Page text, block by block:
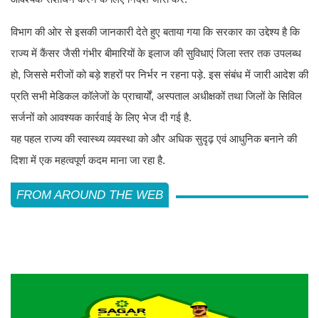
विभाग की ओर से इसकी जानकारी देते हुए बताया गया कि सरकार का उद्देश्य है कि
राज्य में कैंसर जैसी गंभीर बीमारियों के इलाज की सुविधाएं जिला स्तर तक उपलब्ध
हो, जिससे मरीजों को बड़े शहरों पर निर्भर न रहना पड़े. इस संबंध में जारी आदेश की
प्रति सभी मेडिकल कॉलेजों के प्राचार्यों, अस्पताल अधीक्षकों तथा जिलों के सिविल
सर्जनों को आवश्यक कार्रवाई के लिए भेज दी गई है.
यह पहल राज्य की स्वास्थ्य व्यवस्था को और अधिक सुदृढ़ एवं आधुनिक बनाने की
दिशा में एक महत्वपूर्ण कदम माना जा रहा है.
FROM AROUND THE WEB